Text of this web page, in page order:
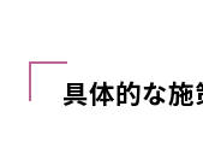
具体的な